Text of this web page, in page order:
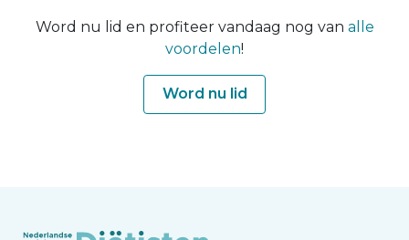
Word nu lid en profiteer vandaag nog van alle
voordelen!
Word nu lid